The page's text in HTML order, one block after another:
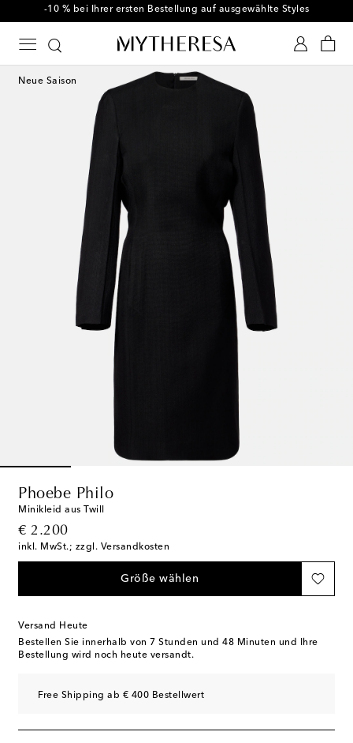
-10 % bei Ihrer ersten Bestellung auf ausgewählte Styles
Neue Saison
Phoebe Philo
Minikleid aus Twill
€ 2.200
original price
inkl. MwSt.; zzgl. Versandkosten
Größe wählen
Versand Heute
Bestellen Sie innerhalb von 7 Stunden und 48 Minuten und Ihre
Bestellung wird noch heute versandt.
Free Shipping ab € 400 Bestellwert